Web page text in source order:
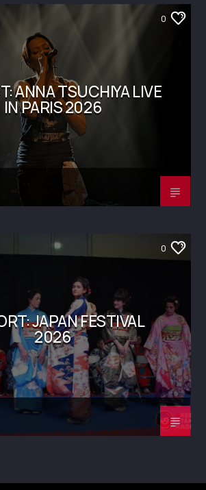
0
ANNA TSUCHIYA LIVE
IN PARIS 2026
0
JAPAN FESTIVAL
2026